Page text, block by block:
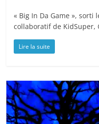
« Big In Da Game », sorti
collaboratif de KidSuper,
Lire la suite